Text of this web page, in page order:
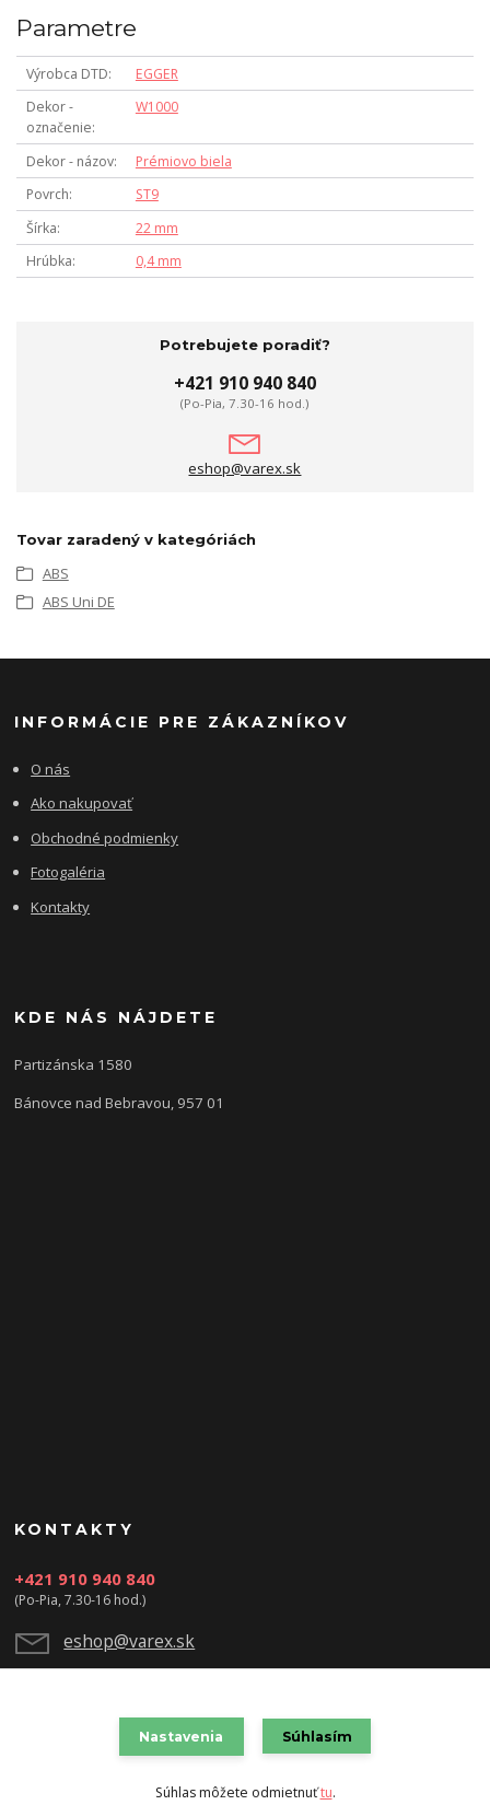
Parametre
Výrobca DTD
EGGER
Dekor -
označenie
W1000
Dekor - názov
Prémiovo biela
Povrch
ST9
Šírka
22 mm
Hrúbka
0,4 mm
Potrebujete poradiť?
+421 910 940 840
(Po-Pia, 7.30-16 hod.)
eshop@varex.sk
Tovar zaradený v kategóriách
ABS
ABS Uni DE
INFORMÁCIE PRE ZÁKAZNÍKOV
O nás
Ako nakupovať
Obchodné podmienky
Fotogaléria
Kontakty
KDE NÁS NÁJDETE
Partizánska 1580
Bánovce nad Bebravou, 957 01
KONTAKTY
+421 910 940 840
(Po-Pia, 7.30-16 hod.)
eshop@varex.sk
Vytvorené na
Eshop-rychlo.sk
Nastavenia Súhlasím
Súhlas môžete odmietnuťtu.